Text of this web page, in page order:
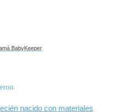
BabyKeeper